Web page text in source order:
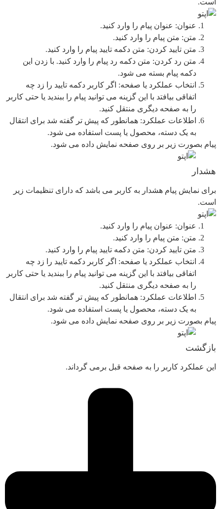
عنوان: عنوان پیام را وارد کنید.
متن: متن پیام را وارد کنید.
متن تایید کردن: متن دکمه تایید پیام را وارد کنید.
متن رد کردن: متن دکمه رد پیام را وارد کنید. با زدن این
دکمه پیام بسته می شود.
انتخاب عملکرد یا صفحه: اگر کاربر دکمه تایید را زد چه
اتفاقی بیافتد با این گزینه می توانید پیام را ببندید یا حتی کاربر
را به صفحه دیگری منتقل کنید.
اطلاعات عملکرد: همانطور که پیش تر گفته شد برای انتقال
به یک دسته، محصول یا پست استفاده می شود.
پیام بصورت زیر بر روی صفحه نمایش داده می شود.
هشدار
برای نمایش پیام هشدار به کاربر می باشد که دارای تنظیمات زیر
است.
عنوان: عنوان پیام را وارد کنید.
متن: متن پیام را وارد کنید.
متن تایید کردن: متن دکمه تایید پیام را وارد کنید.
انتخاب عملکرد یا صفحه: اگر کاربر دکمه تایید را زد چه
اتفاقی بیافتد با این گزینه می توانید پیام را ببندید یا حتی کاربر
را به صفحه دیگری منتقل کنید.
اطلاعات عملکرد: همانطور که پیش تر گفته شد برای انتقال
به یک دسته، محصول یا پست استفاده می شود.
پیام بصورت زیر بر روی صفحه نمایش داده می شود.
بازگشت
این عملکرد کاربر را به صفحه قبل برمی گرداند.